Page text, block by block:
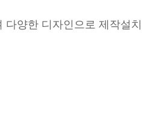
양한 디자인으로 제작설